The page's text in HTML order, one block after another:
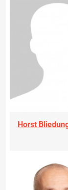
Horst